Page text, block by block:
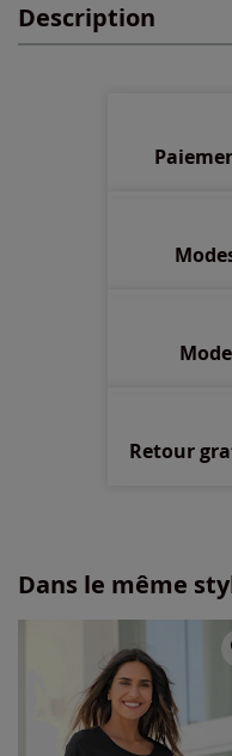
48 -En stock
Description
Retour
Dans le même